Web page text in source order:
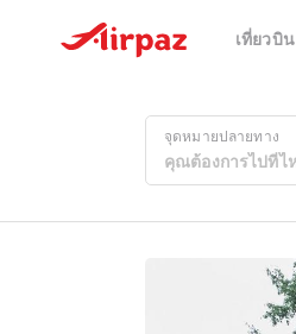
เที่ยวบิน
จุดหมายปลายทาง